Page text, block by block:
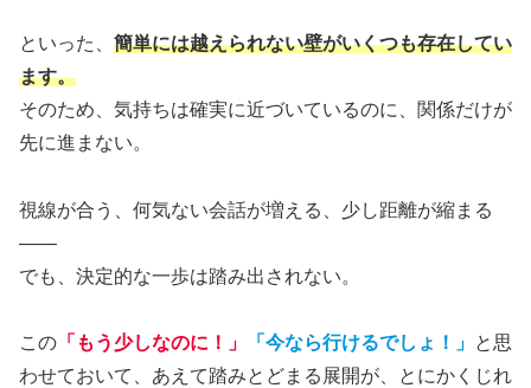
といった、 簡単には越えられない壁がいくつも存在してい
ます。
そのため、気持ちは確実に近づいているのに、関係だけが
先に進まない。
視線が合う、何気ない会話が増える、少し距離が縮まる
――
でも、決定的な一歩は踏み出されない。
この 「もう少しなのに！」 「今なら行けるでしょ！」 と思
わせておいて、あえて踏みとどまる展開が、とにかくじれ